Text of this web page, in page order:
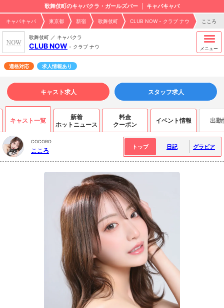
歌舞伎町のキャバクラ・ガールズバー キャバキャバ
キャバキャバ 東京都 新宿 歌舞伎町 CLUB NOW - クラブ ナウ こころ
歌舞伎町 ／ キャバクラ
CLUB NOW - クラブ ナウ メニュー
適格対応 求人情報あり
キャスト求人 スタッフ求人
キャスト一覧
新着
ホットニュース
料金
クーポン
イベント情報 出勤
COCORO
こころ トップ 日記 グラビア